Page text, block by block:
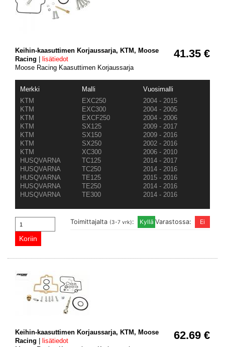
41.35 €
Keihin-kaasuttimen Korjaussarja, KTM, Moose
Racing
lisätiedot
Moose Racing Kaasuttimen Korjaussarja
Merkki Malli
Vuosimalli
KTM
EXC250
2004 - 2015
KTM
EXC300
2004 - 2005
KTM
EXCF250
2004 - 2006
KTM
SX125
2009 - 2017
KTM
SX150
2009 - 2016
KTM
SX250
2002 - 2016
KTM
XC300
2006 - 2010
HUSQVARNA
TC125
2014 - 2017
HUSQVARNA
TC250
2014 - 2016
HUSQVARNA
TE125
2015 - 2016
HUSQVARNA
TE250
2014 - 2016
HUSQVARNA
TE300 2014 - 2016
Varastossa:
Toimittajalta (3-7 vrk):
62.69 €
Keihin-kaasuttimen Korjaussarja, KTM, Moose
Racing
lisätiedot